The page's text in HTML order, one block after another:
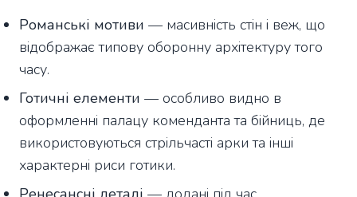
Романські мотиви — масивність стін і веж, що
відображає типову оборонну архітектуру того
часу.
Готичні елементи — особливо видно в
оформленні палацу коменданта та бійниць, де
використовуються стрільчасті арки та інші
характерні риси готики.